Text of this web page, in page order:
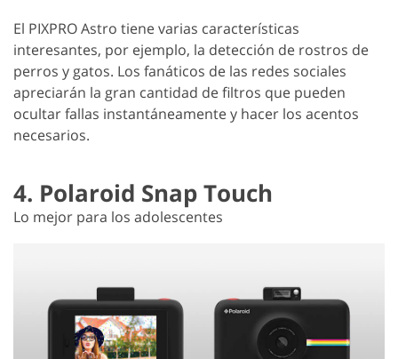
El PIXPRO Astro tiene varias características
interesantes, por ejemplo, la detección de rostros de
perros y gatos. Los fanáticos de las redes sociales
apreciarán la gran cantidad de filtros que pueden
ocultar fallas instantáneamente y hacer los acentos
necesarios.
4. Polaroid Snap Touch
Lo mejor para los adolescentes